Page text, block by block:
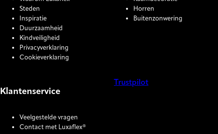
Steden
Inspiratie
Duurzaamheid
Kindveiligheid
Privacyverklaring
Cookieverklaring
Horren
Buitenzonwering
Klantenservice
Veelgestelde vragen
Contact met Luxaflex®
Trustpilot